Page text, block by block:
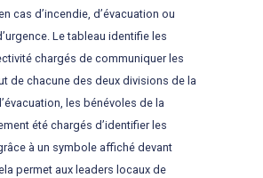
cas d’incendie, d’évacuation ou
Le tableau identifie les
chargés de communiquer les
de chacune des deux divisions de la
les bénévoles de la
été chargés d’identifier les
à un symbole affiché devant
permet aux leaders locaux de